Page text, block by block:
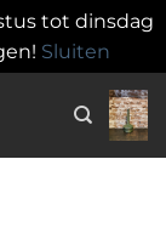
tot dinsdag
Sluiten